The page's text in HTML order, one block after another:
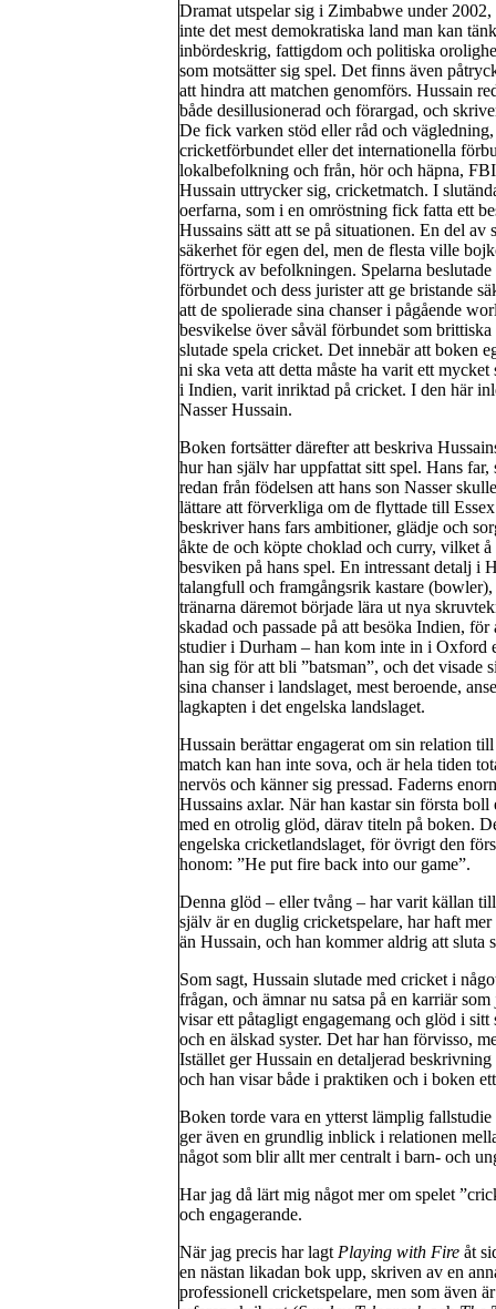
Dramat utspelar sig i Zimbabwe under
inte det mest demokratiska land man kan
inbördeskrig, fattigdom och politiska
som motsätter sig spel. Det finns även
att hindra att matchen genomförs. Hussain
både desillusionerad och förargad, och
De fick varken stöd eller råd och
cricketförbundet eller det internationella
lokalbefolkning och från, hör och häpna,
Hussain uttrycker sig, cricketmatch. I
oerfarna, som i en omröstning fick fatta ett
Hussains sätt att se på situationen. En del
säkerhet för egen del, men de flesta ville
förtryck av befolkningen. Spelarna
förbundet och dess jurister att ge bristande
att de spolierade sina chanser i pågående
besvikelse över såväl förbundet som
slutade spela cricket. Det innebär att boken
ni ska veta att detta måste ha varit ett
i Indien, varit inriktad på cricket. I den här
Nasser Hussain.
Boken fortsätter därefter att beskriva
hur han själv har uppfattat sitt spel. Hans
redan från födelsen att hans son Nasser
lättare att förverkliga om de flyttade till
beskriver hans fars ambitioner, glädje och
åkte de och köpte choklad och curry, vilket
besviken på hans spel. En intressant detalj i
talangfull och framgångsrik kastare
tränarna däremot började lära ut nya
skadad och passade på att besöka Indien,
studier i Durham – han kom inte in i Oxford
han sig för att bli ”batsman”, och det
sina chanser i landslaget, mest beroende,
lagkapten i det engelska landslaget.
Hussain berättar engagerat om sin relation
match kan han inte sova, och är hela tiden
nervös och känner sig pressad. Faderns
Hussains axlar. När han kastar sin första
med en otrolig glöd, därav titeln på boken.
engelska cricketlandslaget, för övrigt den
honom: ”He put fire back into our game”.
Denna glöd – eller tvång – har varit källan
själv är en duglig cricketspelare, har haft
än Hussain, och han kommer aldrig att sluta
Som sagt, Hussain slutade med cricket i
frågan, och ämnar nu satsa på en karriär
visar ett påtagligt engagemang och glöd i
och en älskad syster. Det har han förvisso,
Istället ger Hussain en detaljerad
och han visar både i praktiken och i boken
Boken torde vara en ytterst lämplig
ger även en grundlig inblick i relationen
något som blir allt mer centralt i barn- och
Har jag då lärt mig något mer om spelet
och engagerande.
När jag precis har lagt Playing with Fire åt
en nästan likadan bok upp, skriven av en
professionell cricketspelare, men som även